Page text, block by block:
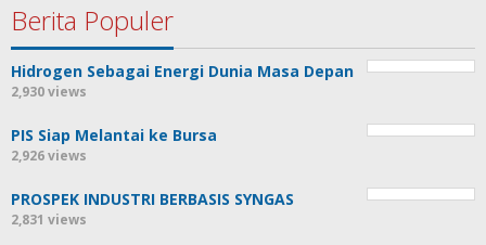
Berita Populer
Hidrogen Sebagai Energi Dunia Masa Depan
2,930 views
PIS Siap Melantai ke Bursa
2,926 views
PROSPEK INDUSTRI BERBASIS SYNGAS
2,831 views